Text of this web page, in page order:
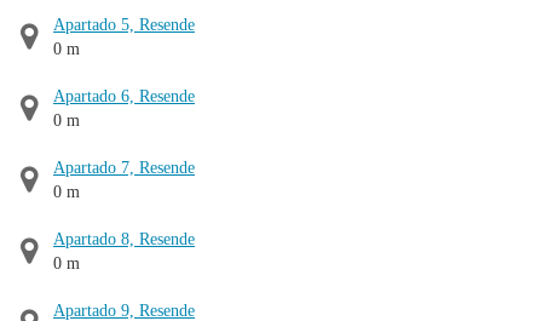
Apartado 5, Resende
0 m
Apartado 6, Resende
0 m
Apartado 7, Resende
0 m
Apartado 8, Resende
0 m
Apartado 9, Resende